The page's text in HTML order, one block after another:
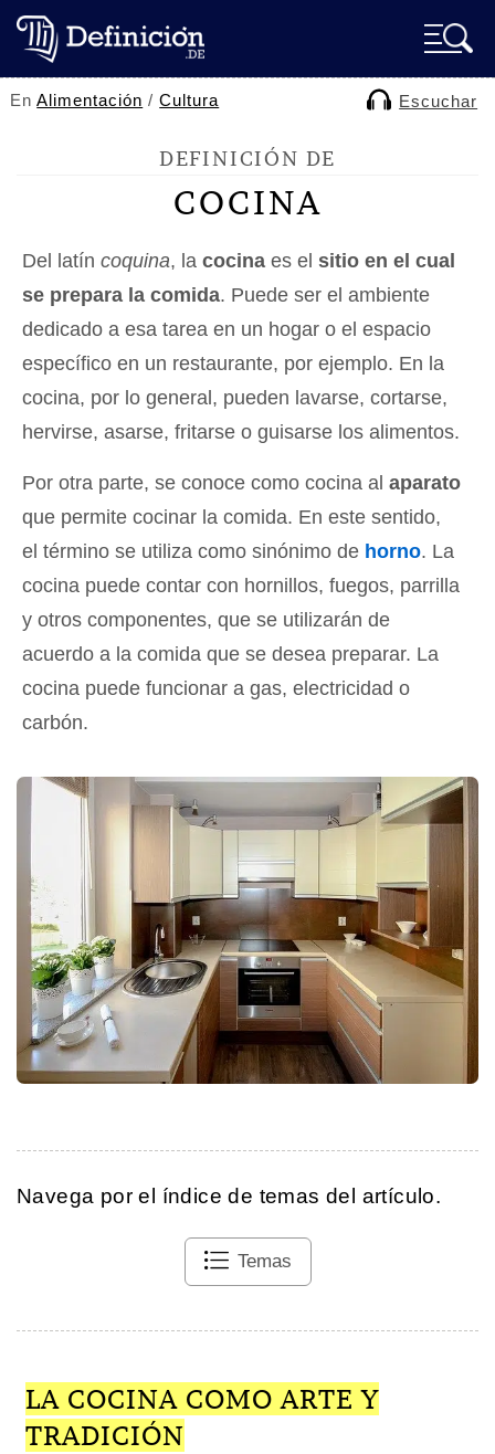
EnAlimentación /Cultura Escuchar
DEFINICIÓN DE
COCINA
Del latín coquina, la cocina es el sitio en el cual
se prepara la comida. Puede ser el ambiente
dedicado a esa tarea en un hogar o el espacio
específico en un restaurante, por ejemplo. En la
cocina, por lo general, pueden lavarse, cortarse,
hervirse, asarse, fritarse o guisarse los alimentos.
Por otra parte, se conoce como cocina al aparato
que permite cocinar la comida. En este sentido,
el término se utiliza como sinónimo de horno. La
cocina puede contar con hornillos, fuegos, parrilla
y otros componentes, que se utilizarán de
acuerdo a la comida que se desea preparar. La
cocina puede funcionar a gas, electricidad o
carbón.
Navega por el índice de temas del artículo.
Temas
LA COCINA COMO ARTE Y
TRADICIÓN